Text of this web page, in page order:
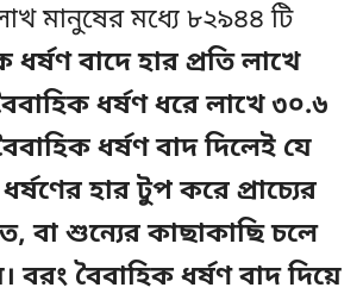
মানুষের মধ্যে ৮২৯৪৪ টি
ধর্ষণ বাদে হার প্রতি লাখে
ধর্ষণ ধরে লাখে ৩০.৬
ধর্ষণ বাদ দিলেই যে
হার টুপ করে প্রাচ্যের
বা শুন্যের কাছাকাছি চলে
বৈবাহিক ধর্ষণ বাদ দিয়ে